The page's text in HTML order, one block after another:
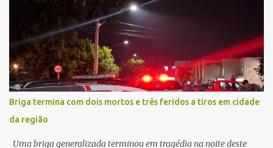
veículo, o trânsito estava lento e congestionado devido a obras
realizadas na rodovia, momento em que ocorreu o impacto. Com
a violência da colisão, o motociclista foi arremessado ao solo.
Testemunhas relataram que o capacete teria se desprendido
durante o acidente. O jovem sofreu ferimentos gravíssimos e
morreu ainda no local. Equipes de resgate e de atendimento da
concessionária responsável pela rodovia foram acionadas e
realizaram a sinalização da via, além de prestarem socorro à
vítima. No entanto, o óbito foi constatado ainda no local do
acidente. A Polícia Militar Rodoviária compareceu para o registro
Briga termina com dois mortos e três feridos a tiros em cidade
da região
Uma briga generalizada terminou em tragédia na noite deste